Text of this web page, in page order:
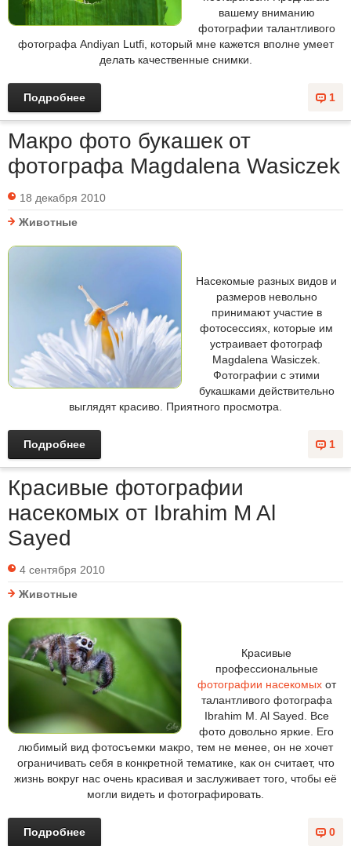
вашему вниманию
фотографии талантливого
фотографа Andiyan Lutfi, который мне кажется вполне умеет
делать качественные снимки.
1
Подробнее
Макро фото букашек от
фотографа Magdalena Wasiczek
18 декабря 2010
Животные
Насекомые разных видов и
размеров невольно
принимают участие в
фотосессиях, которые им
устраивает фотограф
Magdalena Wasiczek.
Фотографии с этими
букашками действительно
выглядят красиво. Приятного просмотра.
1
Подробнее
Красивые фотографии
насекомых от Ibrahim M Al
Sayed
4 сентября 2010
Животные
Красивые
профессиональные
фотографии насекомыхот
талантливого фотографа
Ibrahim M. Al Sayed. Все
фото довольно яркие. Его
любимый вид фотосъемки макро, тем не менее, он не хочет
ограничивать себя в конкретной тематике, как он считает, что
жизнь вокруг нас очень красивая и заслуживает того, чтобы её
могли видеть и фотографировать.
0
Подробнее